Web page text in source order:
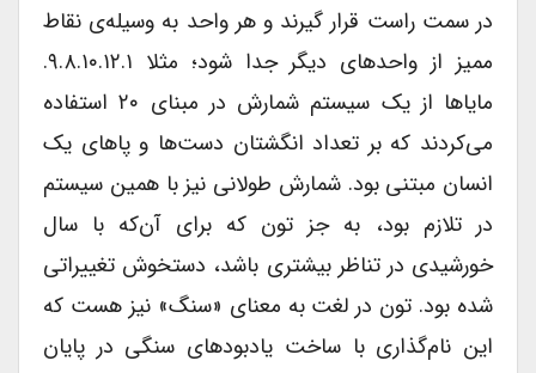
در سمت راست قرار گیرند و هر واحد به وسیله‌ی نقاط
ممیز از واحدهای دیگر جدا شود؛ مثلا ۹.۸.۱۰.۱۲.۱.
مایاها از یک سیستم شمارش در مبنای ۲۰ استفاده
می‌کردند که بر تعداد انگشتان دست‌ها و پاهای یک
انسان مبتنی بود. شمارش طولانی نیز با همین سیستم
در تلازم بود، به جز تون که برای آن‌که با سال
خورشیدی در تناظر بیشتری باشد، دستخوش تغییراتی
شده بود. تون در لغت به معنای «سنگ» نیز هست که
این نام‌گذاری با ساخت یادبودهای سنگی در پایان